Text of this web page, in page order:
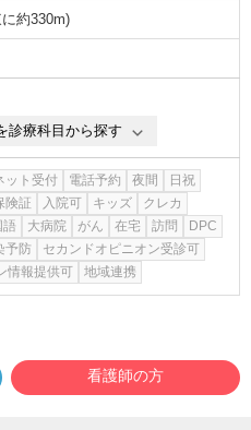
約330m)
診療科目から探す
ット受付 電話予約 夜間
日祝
険証 入院可 キッズ
クレカ
語 大病院 がん 在宅 訪問
DPC
予防
セカンドオピニオン受診可
情報提供可
地域連携
看護師の方